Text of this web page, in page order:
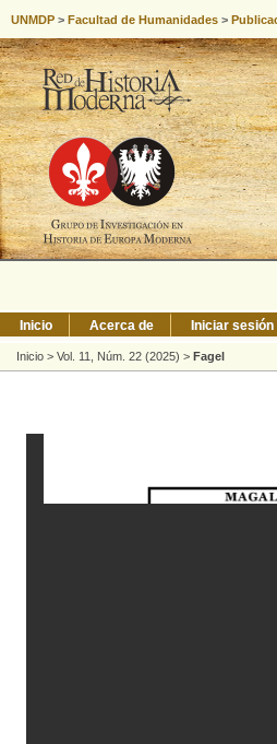
UNMDP > Facultad de Humanidades >
Inicio Acerca de Iniciar sesión
Inicio > Vol. 11, Núm. 22 (2025) > Fagel